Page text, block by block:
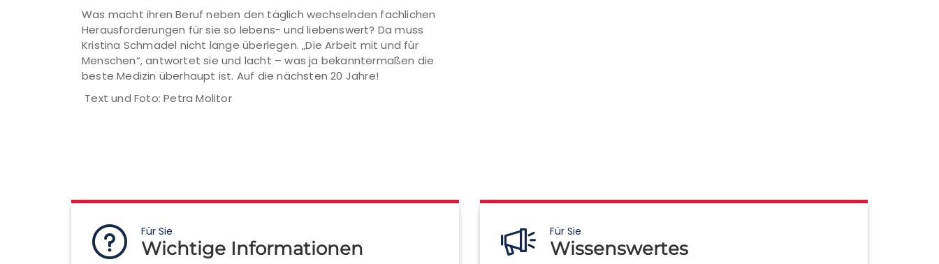
Was macht ihren Beruf neben den täglich wechselnden fachlichen
Herausforderungen für sie so lebens- und liebenswert? Da muss
Kristina Schmadel nicht lange überlegen. „Die Arbeit mit und für
Menschen“, antwortet sie und lacht – was ja bekanntermaßen die
beste Medizin überhaupt ist. Auf die nächsten 20 Jahre!
Text und Foto: Petra Molitor
Für Sie
Wichtige Informationen
Für Sie
Wissenswertes